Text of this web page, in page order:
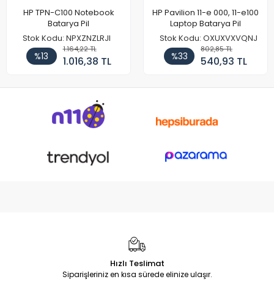
HP TPN-C100 Notebook
Batarya Pil
Stok Kodu: NPXZNZLRJI
%13
1.164,22 TL
1.016,38 TL
HP Pavilion 11-e 000, 11-e100
Laptop Batarya Pil
Stok Kodu: OXUXVXVQNJ
%33
802,85 TL
540,93 TL
Hızlı Teslimat
Siparişleriniz en kısa sürede elinize ulaşır.